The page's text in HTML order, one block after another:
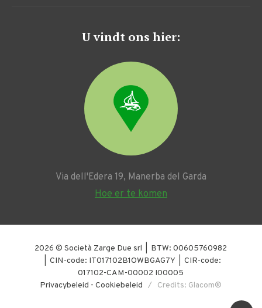
U vindt ons hier:
Via dell'Edera 19, Manerba del Garda
Hoe er te komen
2026 © Società Zarge Due srl | BTW: 00605760982
| CIN-code: IT017102B1OWBGAG7Y | CIR-code:
017102-CAM-00002 I00005
Privacybeleid -Cookiebeleid / Credits: Glacom®